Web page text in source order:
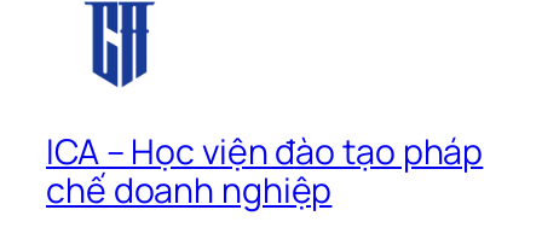
ICA – Học viện đào tạo pháp
chế doanh nghiệp